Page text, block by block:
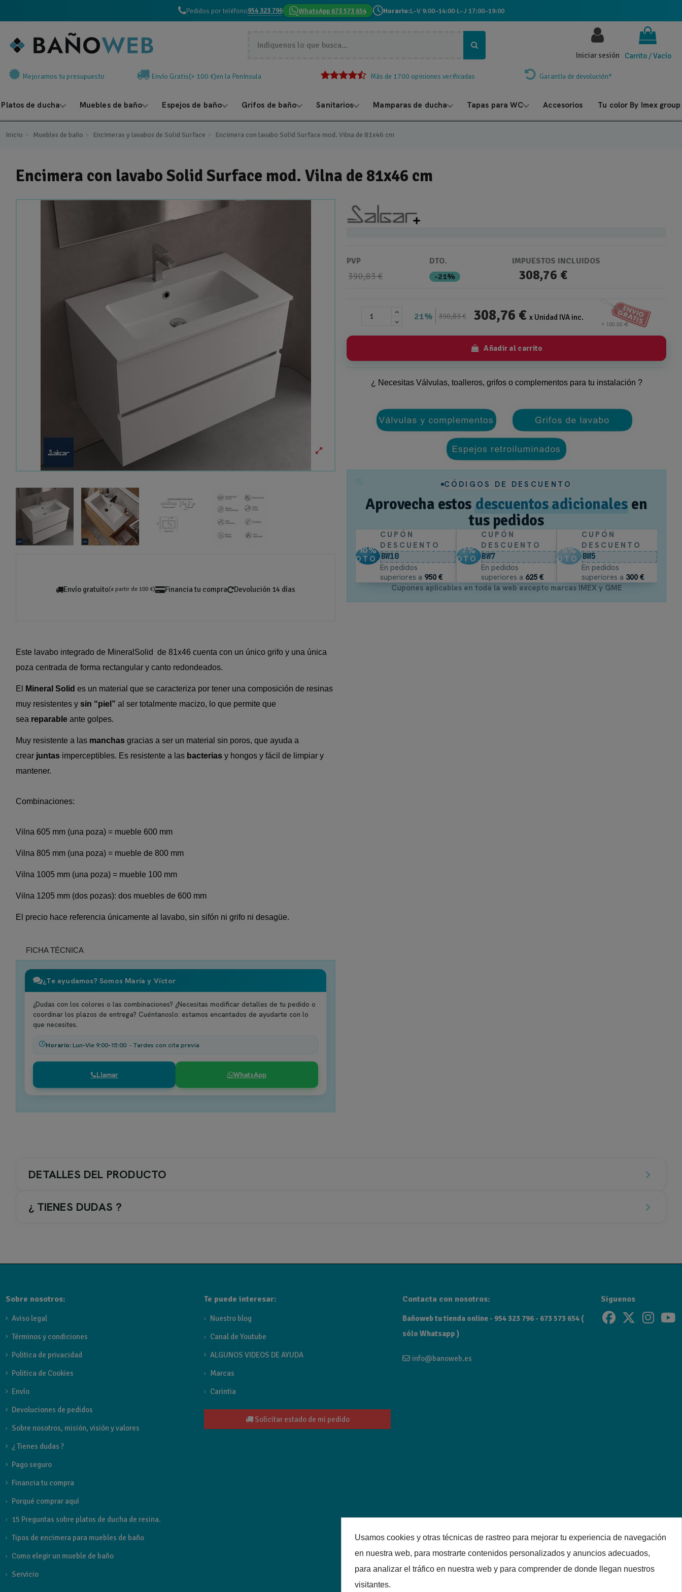
Pedidos por teléfono954 323 796 WhatsApp 673 573 654 Horario:L–V 9:00–14:00·L–J 17:00–19:00
Carrito /Vacío
Iniciar sesión
Mejoramos tu presupuesto Envío Gratis(> 100 €)en la Península Más de 1700 opiniones verificadas Garantía de devolución*
Platos de ducha Muebles de baño Espejos de baño Grifos de baño Sanitarios Mamparas de ducha Tapas para WC Accesorios Tu color By Imex group
Inicio Muebles de baño Encimeras y lavabos de Solid Surface Encimera con lavabo Solid Surface mod. Vilna de 81x46 cm
Encimera con lavabo Solid Surface mod. Vilna de 81x46 cm
Envío gratuito(a partir de 100 €) Financia tu compra Devolución 14 días
Este lavabo integrado de MineralSolid de 81x46 cuenta con un único grifo y una única
poza centrada de forma rectangular y canto redondeados.
El Mineral Solid es un material que se caracteriza por tener una composición de resinas
muy resistentes ysin “piel” al ser totalmente macizo, lo que permite que
sea reparable ante golpes.
Muy resistente a las manchas gracias a ser un material sin poros, que ayuda a
crear juntas imperceptibles. Es resistente a las bacterias y hongos y fácil de limpiar y
mantener.
Combinaciones:
Vilna 605 mm (una poza) = mueble 600 mm
Vilna 805 mm (una poza) = mueble de 800 mm
Vilna 1005 mm (una poza) = mueble 100 mm
Vilna 1205 mm (dos pozas): dos muebles de 600 mm
El precio hace referencia únicamente al lavabo, sin sifón ni grifo ni desagüe.
FICHA TÉCNICA
¿Te ayudamos? Somos María y Víctor
¿Dudas con los colores o las combinaciones? ¿Necesitas modificar detalles de tu pedido o
coordinar los plazos de entrega? Cuéntanoslo: estamos encantados de ayudarte con lo
que necesites.
Horario:Lun–Vie 9:00–15:00 - Tardes con cita previa
Llamar WhatsApp
PVP
390,83 €
DTO.
-21%
IMPUESTOS INCLUIDOS
308,76 €
21% 390,83 € 308,76 € x Unidad IVA inc.
Añadir al carrito
¿ Necesitas Válvulas, toalleros, grifos o complementos para tu instalación ?
CÓDIGOS DE DESCUENTO
Aprovecha estos descuentos adicionales en
tus pedidos
10%
DTO.
CUPÓN
DESCUENTO
BW10
En pedidos
superiores a 950 €
7%
DTO.
CUPÓN
DESCUENTO
BW7
En pedidos
superiores a 625 €
5%
DTO.
CUPÓN
DESCUENTO
BW5
En pedidos
superiores a 300 €
Cupones aplicables en toda la web excepto marcas IMEX y GME
DETALLES DEL PRODUCTO
¿ TIENES DUDAS ?
SOLID ANCHOS
81 cm
UTILIDAD DE LA ENCIMERA
vilna80
Sobre nosotros:
Aviso legal
Términos y condiciones
Politica de privacidad
Politica de Cookies
Envío
Devoluciones de pedidos
Sobre nosotros, misión, visión y valores
¿ Tienes dudas ?
Pago seguro
Financia tu compra
Porqué comprar aquí
15 Preguntas sobre platos de ducha de resina.
Tipos de encimera para muebles de baño
Como elegir un mueble de baño
Servicio
Te puede interesar:
Nuestro blog
Canal de Youtube
ALGUNOS VIDEOS DE AYUDA
Marcas
Carintia
Solicitar estado de mi pedido
Contacta con nosotros:
Bañoweb tu tienda online - 954 323 796 - 673 573 654 (
sólo Whatsapp )
info@banoweb.es
Siguenos
Usamos cookies y otras técnicas de rastreo para mejorar tu experiencia de navegación
en nuestra web, para mostrarte contenidos personalizados y anuncios adecuados,
para analizar el tráfico en nuestra web y para comprender de donde llegan nuestros
visitantes.